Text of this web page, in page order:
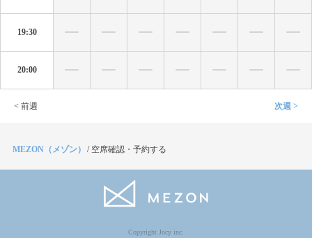
19:30
20:00
< 前週 次週 >
MEZON（メゾン） / 空席確認・予約する
Copyright Jocy inc.